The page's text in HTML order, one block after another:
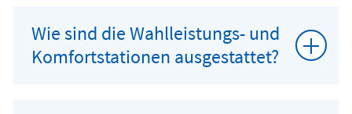
Wie sind die Wahlleistungs- und
Komfortstationen ausgestattet?